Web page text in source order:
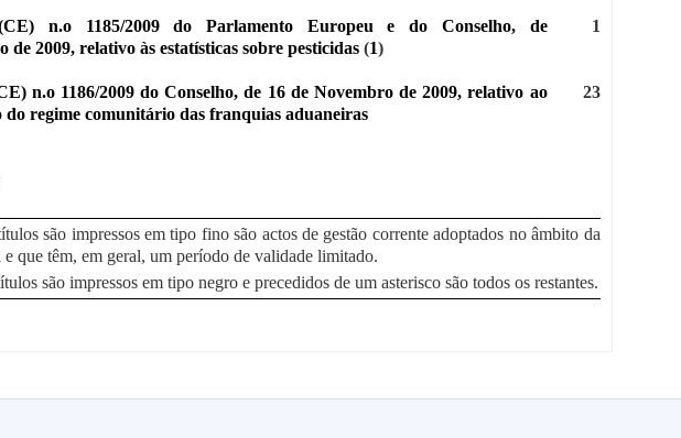
n.o1185/2009 do Parlamento Europeu e do Conselho, de
de 2009, relativo às estatísticas sobre pesticidas(1)
1
n.o1186/2009 do Conselho, de 16 de Novembro de 2009, relativo ao
do regime comunitário das franquias aduaneiras
23
são impressos em tipo fino são actos de gestão corrente adoptados no âmbito da
que têm, em geral, um período de validade limitado.
são impressos em tipo negro e precedidos de um asterisco são todos os restantes.